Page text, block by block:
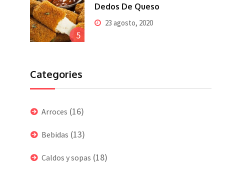
5
Dedos De Queso
23 agosto, 2020
Categories
Arroces (16)
Bebidas (13)
Caldos y sopas (18)